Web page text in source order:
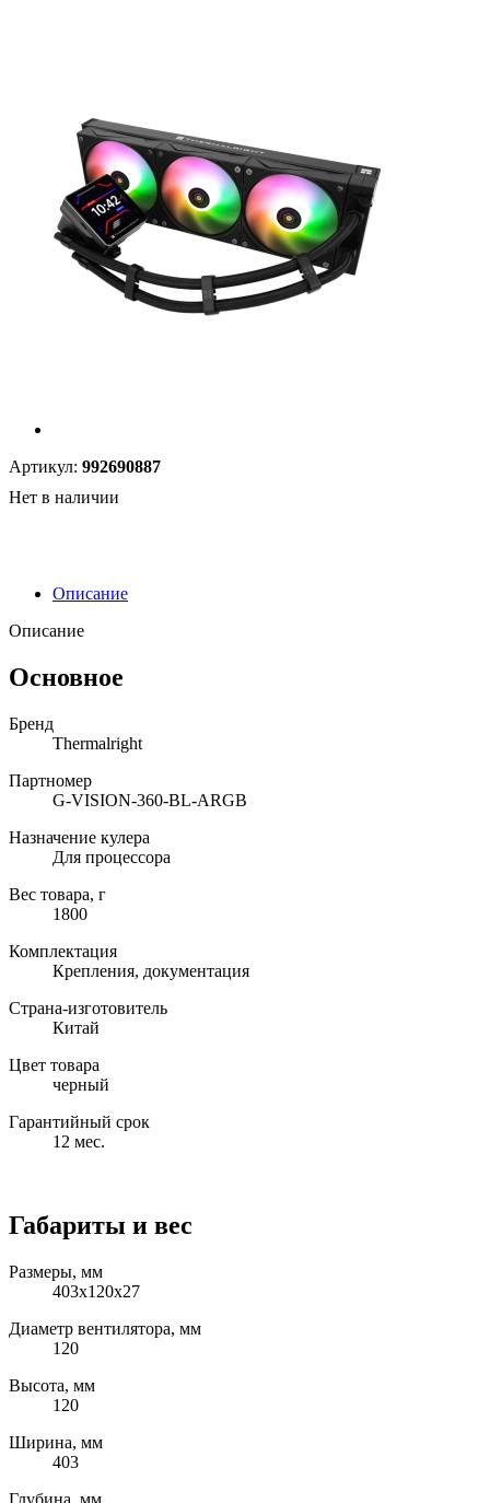
Артикул: 992690887
Нет в наличии
Описание
Описание
Основное
Бренд
Thermalright
Партномер
G-VISION-360-BL-ARGB
Назначение кулера
Для процессора
Вес товара, г
1800
Комплектация
Крепления, документация
Страна-изготовитель
Китай
Цвет товара
черный
Гарантийный срок
12 мес.
Габариты и вес
Размеры, мм
403x120x27
Диаметр вентилятора, мм
120
Высота, мм
120
Ширина, мм
403
Глубина, мм